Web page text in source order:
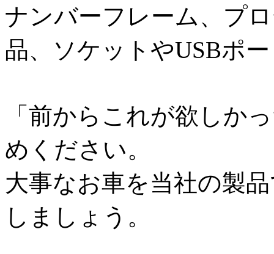
ナンバーフレーム、プ
品、ソケットやUSBポ
「前からこれが欲しか
めください。
大事なお車を当社の製
しましょう。